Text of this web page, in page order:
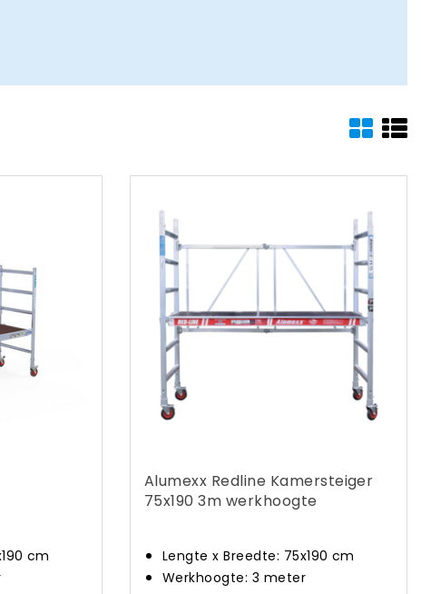
cm
Alumexx Redline Kamersteiger
75x190 3m werkhoogte
Lengte x Breedte: 75x190 cm
Werkhoogte: 3 meter